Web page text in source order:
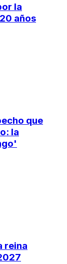
la
años
que
la
reina